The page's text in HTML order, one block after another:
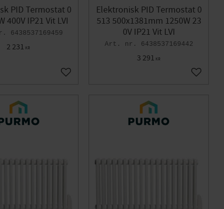
PID Termostat 0
400V IP21 Vit LVI
6438537169459
2 231 KR
Lägg till i favoriter
Elektronisk PID Termostat 0
513 500x1381mm 1250W 23
0V IP21 Vit LVI
6438537169442
3 291 KR
Lägg